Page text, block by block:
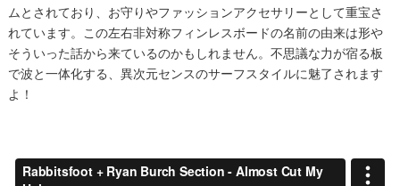
ムとされており、お守りやファッションアクセサリーとして重宝さ
れています。この左右非対称フィンレスボードの名前の由来は形や
そういった話から来ているのかもしれません。不思議な力が宿る板
で波と一体化する、異次元センスのサーフスタイルに魅了されます
よ！